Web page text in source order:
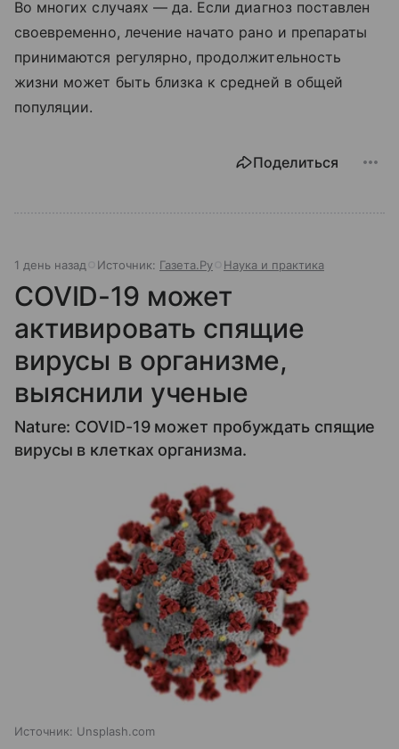
Во многих случаях — да. Если диагноз поставлен
своевременно, лечение начато рано и препараты
принимаются регулярно, продолжительность
жизни может быть близка к средней в общей
популяции.
Поделиться
1 день назад Источник: Газета.Ру Наука и практика
COVID-19 может
активировать спящие
вирусы в организме,
выяснили ученые
Nature: COVID-19 может пробуждать спящие
вирусы в клетках организма.
Источник: Unsplash.com